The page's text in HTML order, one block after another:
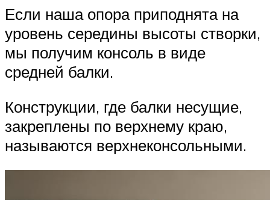
Если наша опора приподнята на
уровень середины высоты створки,
мы получим консоль в виде
средней балки.
Конструкции, где балки несущие,
закреплены по верхнему краю,
называются верхнеконсольными.